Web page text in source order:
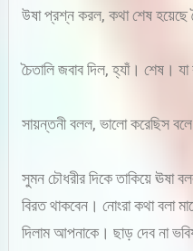
উষা প্রশ্ন করল, কথা শেষ হয়েছে
চৈতালি জবাব দিল, হ্যাঁ। শেষ। যা
সায়ন্তনী বলল, ভালো করেছিস
সুমন চৌধরীর দিকে তাকিয়ে ঊষা
বিরত থাকবেন। নোংরা কথা বলা
দিলাম আপনাকে। ছাড় দেব না